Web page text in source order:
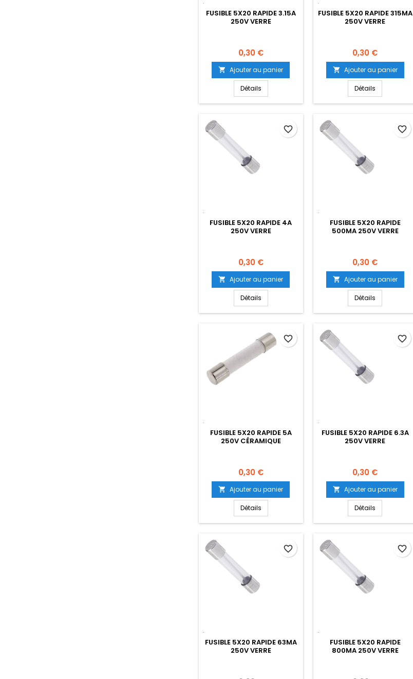
FUSIBLE 5X20 RAPIDE 3.15A
250V VERRE
Prix
0,30 €
 Ajouter au panier
Détails
FUSIBLE 5X20 RAPIDE 315MA
250V VERRE
Prix
0,30 €
 Ajouter au panier
Détails
FUSIBLE 5X20 RAPIDE 4A
250V VERRE
Prix
0,30 €
 Ajouter au panier
Détails
favorite_border
FUSIBLE 5X20 RAPIDE
500MA 250V VERRE
Prix
0,30 €
 Ajouter au panier
Détails
favorite_border
FUSIBLE 5X20 RAPIDE 5A
250V CÉRAMIQUE
Prix
0,30 €
 Ajouter au panier
Détails
favorite_border
FUSIBLE 5X20 RAPIDE 6.3A
250V VERRE
Prix
0,30 €
 Ajouter au panier
Détails
favorite_border
FUSIBLE 5X20 RAPIDE 63MA
250V VERRE
favorite_border
FUSIBLE 5X20 RAPIDE
800MA 250V VERRE
favorite_border